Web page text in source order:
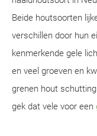
Beide houtsoorten
verschillen door hun
kenmerkende gele
en veel groeven en
grenen hout
gek dat vele voor een